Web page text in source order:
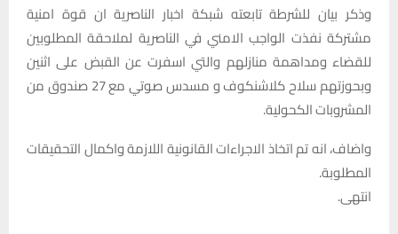
وذكر بيان للشرطة تابعته شبكة اخبار الناصرية ان قوة امنية
مشتركة نفذت الواجب الامني في الناصرية لملاحقة المطلوبين
للقضاء ومداهمة منازلهم والتي اسفرت عن القبض على اثنين
وبحوزتهم سلاح كلاشنكوف و مسدس صوتي مع 27 صندوق من
المشروبات الكحولية.
واضاف، انه تم اتخاذ الاجراءات القانونية اللازمة واكمال التحقيقات
المطلوبة.
انتهى.